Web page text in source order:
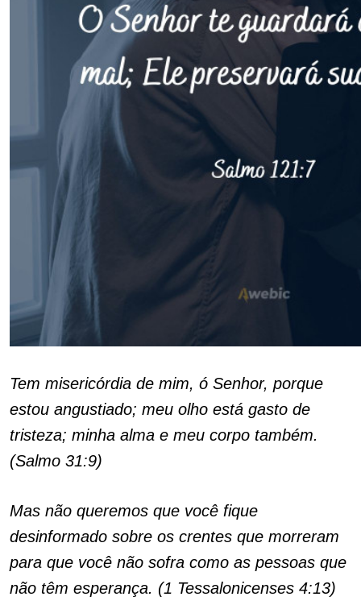
Tem misericórdia de mim, ó Senhor, porque
estou angustiado; meu olho está gasto de
tristeza; minha alma e meu corpo também.
(Salmo 31:9)
Mas não queremos que você fique
desinformado sobre os crentes que morreram
para que você não sofra como as pessoas que
não têm esperança. (1 Tessalonicenses 4:13)